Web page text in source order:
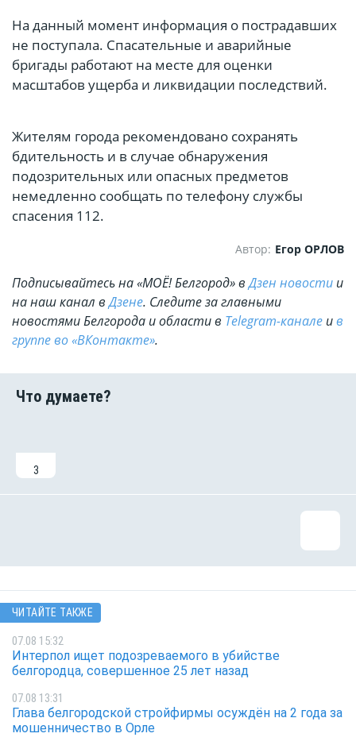
На данный момент информация о пострадавших
не поступала. Спасательные и аварийные
бригады работают на месте для оценки
масштабов ущерба и ликвидации последствий.
Жителям города рекомендовано сохранять
бдительность и в случае обнаружения
подозрительных или опасных предметов
немедленно сообщать по телефону службы
спасения 112.
Автор: Егор ОРЛОВ
Подписывайтесь на «МОЁ! Белгород» вДзен новости и
на наш канал вДзене. Cледите за главными
новостями Белгорода и области в Telegram-канале ив
группе во «ВКонтакте».
3
ЧИТАЙТЕ ТАКЖЕ
07.08 15:32
Интерпол ищет подозреваемого в убийстве
белгородца, совершенное 25 лет назад
07.08 13:31
Глава белгородской стройфирмы осуждён на 2 года за
мошенничество в Орле